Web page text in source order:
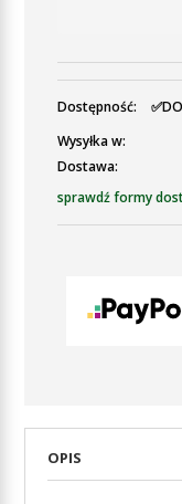
Dostępność:
Wysyłka w:
Dostawa:
Cena nie
sprawdź formy
OPIS